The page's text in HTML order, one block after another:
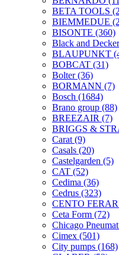
BETA TOOLS
BIEMMEDUE
BISONTE (360)
Black and
BLAUPUNKT
BOBCAT (31)
Bolter(36)
BORMANN (7)
Bosch (1684)
Brano group (88)
BREEZAIR (7)
BRIGGS &
Carat (9)
Casals (20)
Castelgarden (5)
CAT (52)
Cedima (36)
Cedrus (323)
CENTO
Ceta Form (72)
Chicago
Cimex (501)
City pumps (168)